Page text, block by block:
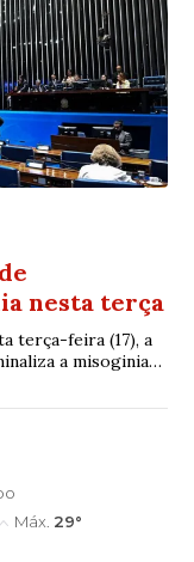
nesta terça
terça-feira (17), a
a misoginia
Máx. 29°